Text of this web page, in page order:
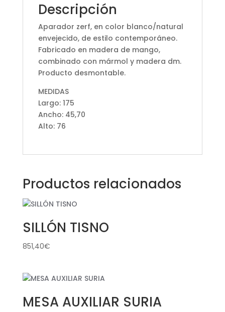
Descripción
Aparador zerf, en color blanco/natural
envejecido, de estilo contemporáneo.
Fabricado en madera de mango,
combinado con mármol y madera dm.
Producto desmontable.
MEDIDAS
Largo: 175
Ancho: 45,70
Alto: 76
Productos relacionados
SILLÓN TISNO
851,40€
MESA AUXILIAR SURIA